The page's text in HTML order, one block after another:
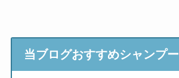
当ブログおすすめシャンプー